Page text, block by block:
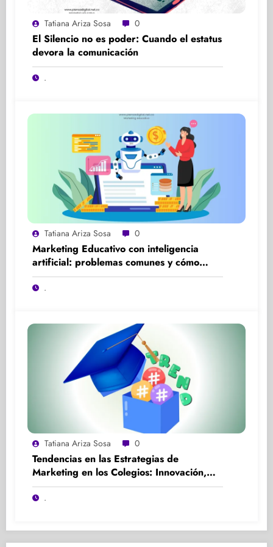
Tatiana Ariza Sosa 0
El Silencio no es poder: Cuando el estatus
devora la comunicación
.
Tatiana Ariza Sosa 0
Marketing Educativo con inteligencia
artificial: problemas comunes y cómo
solucionarlos
.
Tatiana Ariza Sosa 0
Tendencias en las Estrategias de
Marketing en los Colegios: Innovación,
Participación y Experiencia
.